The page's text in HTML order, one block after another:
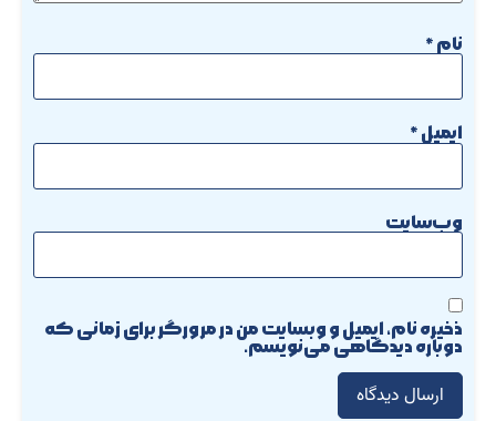
نام*
ایمیل*
وب‌سایت
ذخیره نام، ایمیل و وبسایت من در مرورگر برای زمانی که
دوباره دیدگاهی می‌نویسم.